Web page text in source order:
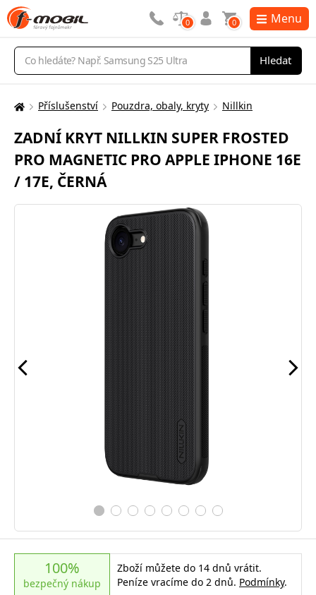
Vyhledávání
Hledat
0 0 Menu
Zde
nacházíte:
Příslušenství Pouzdra, obaly, kryty Nillkin
ZADNÍ KRYT NILLKIN SUPER FROSTED
PRO MAGNETIC PRO APPLE IPHONE 16E
/ 17E, ČERNÁ
100%
bezpečný nákup
Zboží můžete do 14 dnů vrátit.
Peníze vracíme do 2 dnů. Podmínky.